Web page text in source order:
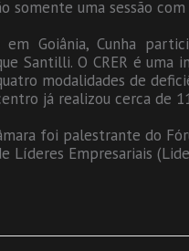
uma sessão com
Goiânia, Cunha
Santilli. O CRER é
modalidades de
já realizou cerca de
foi palestrante do
Líderes Empresariais